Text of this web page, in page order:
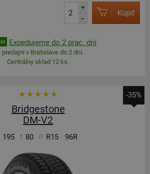
+
–
Kúpiť
Expedujeme do 2 prac. dní
predajni v Bratislave do 2 dní.
Centrálny sklad 12 ks.
-35%
Bridgestone
DM-V2
195 80 R15 96R